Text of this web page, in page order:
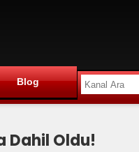
Blog
Dahil Oldu!